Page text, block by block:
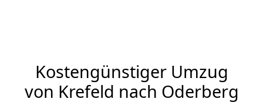
Kostengünstiger Umzug
von Krefeld nach Oderberg